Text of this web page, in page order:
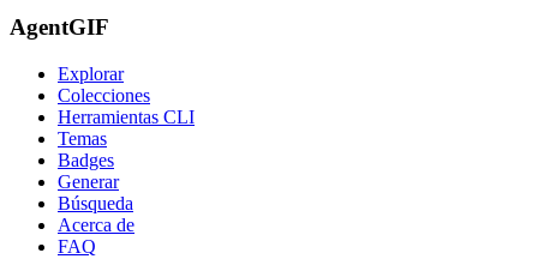
AgentGIF
Explorar
Colecciones
Herramientas CLI
Temas
Badges
Generar
Búsqueda
Acerca de
FAQ